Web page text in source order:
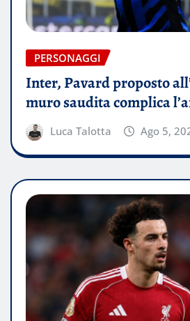
PERSONAGGI
Inter, Pavard proposto
muro saudita complica
Luca Talotta Ago 5,